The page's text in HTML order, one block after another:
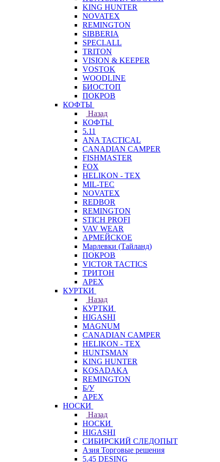
KING HUNTER
NOVATEX
REMINGTON
SIBBERIA
SPECI.ALL
TRITON
VISION & KEEPER
VOSTOK
WOODLINE
БИОСТОП
ПОКРОВ
КОФТЫ
Назад
КОФТЫ
5.11
ANA TACTICAL
CANADIAN CAMPER
FISHMASTER
FOX
HELIKON - TEX
MIL-TEC
NOVATEX
REDBOR
REMINGTON
STICH PROFI
VAV WEAR
АРМЕЙСКОЕ
Марлевки (Тайланд)
ПОКРОВ
VICTOR TACTICS
ТРИТОН
APEX
КУРТКИ
Назад
КУРТКИ
HIGASHI
MAGNUM
CANADIAN CAMPER
HELIKON - TEX
HUNTSMAN
KING HUNTER
KOSADAKA
REMINGTON
Б/У
APEX
НОСКИ
Назад
НОСКИ
HIGASHI
СИБИРСКИЙ СЛЕДОПЫТ
Азия Торговые решения
5.45 DESING